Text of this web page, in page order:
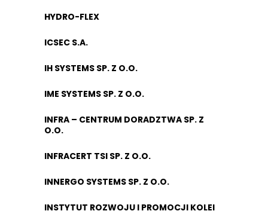
HYDRO-FLEX
ICSEC S.A.
IH SYSTEMS SP. Z O.O.
IME SYSTEMS SP. Z O.O.
INFRA – CENTRUM DORADZTWA SP. Z
O.O.
INFRACERT TSI SP. Z O.O.
INNERGO SYSTEMS SP. Z O.O.
INSTYTUT ROZWOJU I PROMOCJI KOLEI